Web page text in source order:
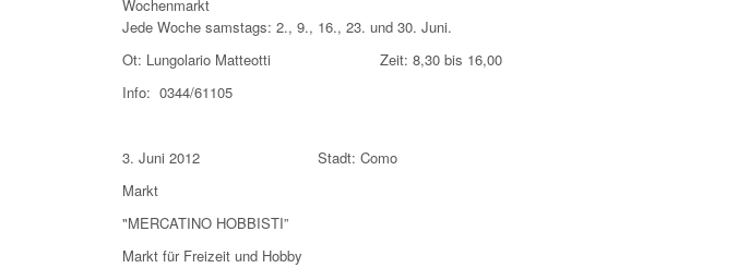
Wochenmarkt
Jede Woche samstags: 2., 9., 16., 23. und 30. Juni.
Ot: Lungolario Matteotti Zeit: 8,30 bis 16,00
Info: 0344/61105
3. Juni 2012 Stadt: Como
Markt
"MERCATINO HOBBISTI”
Markt für Freizeit und Hobby